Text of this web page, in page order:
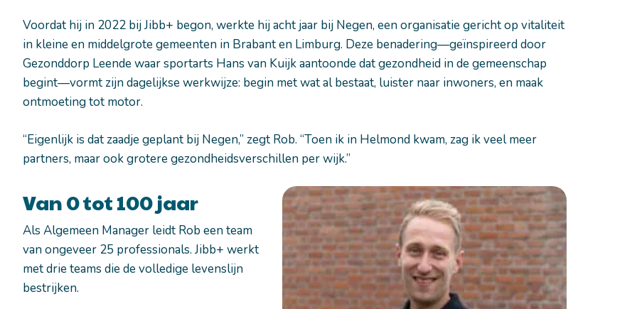
Voordat hij in 2022 bij Jibb+ begon, werkte hij acht jaar bij Negen, een organisatie gericht op vitaliteit
in kleine en middelgrote gemeenten in Brabant en Limburg. Deze benadering—geïnspireerd door
Gezonddorp Leende waar sportarts Hans van Kuijk aantoonde dat gezondheid in de gemeenschap
begint—vormt zijn dagelijkse werkwijze: begin met wat al bestaat, luister naar inwoners, en maak
ontmoeting tot motor.
“Eigenlijk is dat zaadje geplant bij Negen,” zegt Rob. “Toen ik in Helmond kwam, zag ik veel meer
partners, maar ook grotere gezondheidsverschillen per wijk.”
Van 0 tot 100 jaar
Als Algemeen Manager leidt Rob een team
van ongeveer 25 professionals. Jibb+ werkt
met drie teams die de volledige levenslijn
bestrijken.